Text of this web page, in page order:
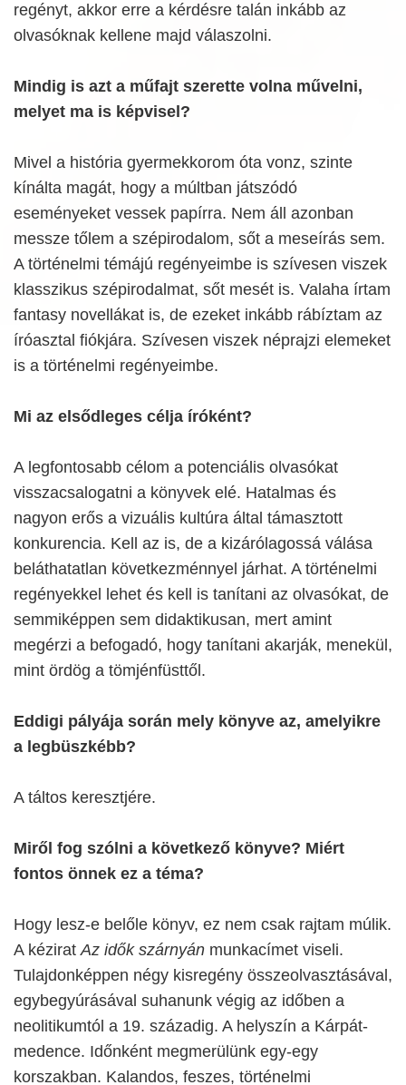
regényt, akkor erre a kérdésre talán inkább az
olvasóknak kellene majd válaszolni.
Mindig is azt a műfajt szerette volna művelni,
melyet ma is képvisel?
Mivel a história gyermekkorom óta vonz, szinte
kínálta magát, hogy a múltban játszódó
eseményeket vessek papírra. Nem áll azonban
messze tőlem a szépirodalom, sőt a meseírás sem.
A történelmi témájú regényeimbe is szívesen viszek
klasszikus szépirodalmat, sőt mesét is. Valaha írtam
fantasy novellákat is, de ezeket inkább rábíztam az
íróasztal fiókjára. Szívesen viszek néprajzi elemeket
is a történelmi regényeimbe.
Mi az elsődleges célja íróként?
A legfontosabb célom a potenciális olvasókat
visszacsalogatni a könyvek elé. Hatalmas és
nagyon erős a vizuális kultúra által támasztott
konkurencia. Kell az is, de a kizárólagossá válása
beláthatatlan következménnyel járhat. A történelmi
regényekkel lehet és kell is tanítani az olvasókat, de
semmiképpen sem didaktikusan, mert amint
megérzi a befogadó, hogy tanítani akarják, menekül,
mint ördög a tömjénfüsttől.
Eddigi pályája során mely könyve az, amelyikre
a legbüszkébb?
A táltos keresztjére.
Miről fog szólni a következő könyve? Miért
fontos önnek ez a téma?
Hogy lesz-e belőle könyv, ez nem csak rajtam múlik.
A kéziratAz idők szárnyán munkacímet viseli.
Tulajdonképpen négy kisregény összeolvasztásával,
egybegyúrásával suhanunk végig az időben a
neolitikumtól a 19. századig. A helyszín a Kárpát-
medence. Időnként megmerülünk egy-egy
korszakban. Kalandos, feszes, történelmi